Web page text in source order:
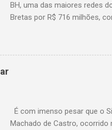
BH, uma das maiores redes
Bretas por R$ 716 milhões,
Atacarejo, localizado na
existe a possibilidade de que
Carrefour, que faturou R$ ...
É com imenso pesar que o
Machado de Castro, ocorrido